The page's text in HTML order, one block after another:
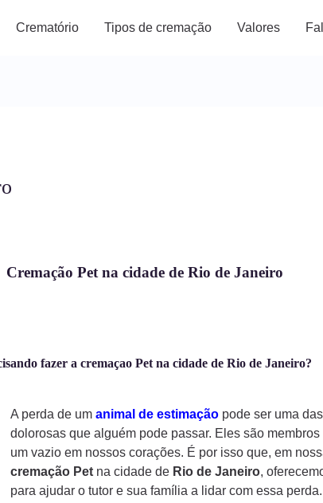
Crematório Tipos de cremação Valores
Cremação Pet na cidade de Rio de Janeiro
fazer a cremaçao Pet na cidade de Rio de Janeiro?
A perda de um animal de estimaçãopode ser uma
dolorosas que alguém pode passar. Eles são
um vazio em nossos corações. É por isso que, em
cremação Petna cidade de Rio de Janeiro,
para ajudar o tutor e sua família a lidar com essa perda.